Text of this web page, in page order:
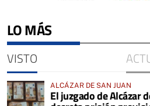
LO MÁS
VISTO
ALCÁZAR DE SAN JUAN
El juzgado de Alcázar